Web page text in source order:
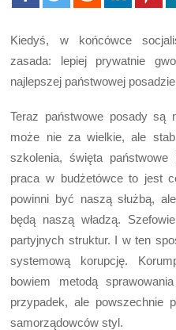
Kiedyś, w końcówce
zasada: lepiej prywatnie
najlepszej państwowej
Teraz państwowe posady są
może nie za wielkie, ale
szkolenia, święta
praca w budżetówce to jest
powinni być naszą służbą,
będą naszą władzą.
partyjnych struktur. I w ten
systemową korupcję.
bowiem metodą
przypadek, ale powszechnie
samorządowców styl.